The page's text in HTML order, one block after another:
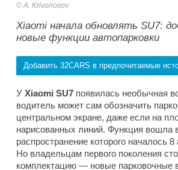
A. Krivonosov
Xiaomi начала обновлять SU7:
новые функции автопарковки
Добавить 32CARS в предпочитаемые
У Xiaomi SU7 появилась необычная
водитель может сам обозначить
центральном экране, даже если на
нарисованных линий. Функция вошла
распространение которого началось 8
Но владельцам первого поколения
комплектацию — новые парковочные